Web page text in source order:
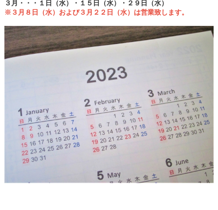
３月・・・１日（水）・１５日（水）・２９日（水）
※３月８日（水）および３月２２日（水）は営業致します。